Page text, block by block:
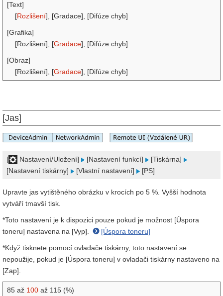
[Text]
[Rozlišení], [Gradace], [Difúze chyb]
[Grafika]
[Rozlišení], [Gradace], [Difúze chyb]
[Obraz]
[Rozlišení], [Gradace], [Difúze chyb]
[Jas]
[ Nastavení/Uložení] [Nastavení funkcí]
[Tiskárna]
[Nastavení tiskárny]
[Vlastní nastavení] [PS]
Upravte jas vytištěného obrázku v krocích po 5 %. Vyšší hodnota
vytváří tmavší tisk.
*Toto nastavení je k dispozici pouze pokud je možnost [Úspora
toneru] nastavena na [Vyp].
[Úspora toneru]
*Když tisknete pomocí ovladače tiskárny, toto nastavení se
nepoužije, pokud je [Úspora toneru] v ovladači tiskárny nastaveno na
[Zap].
85 až 100 až 115 (%)